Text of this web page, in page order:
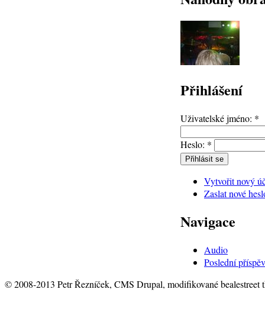
Přihlášení
Uživatelské jméno: *
Heslo: *
Vytvořit nový
Zaslat nové
Navigace
Audio
Poslední
© 2008-2013 Petr Řezníček, CMS Drupal, modifikované bealestreet